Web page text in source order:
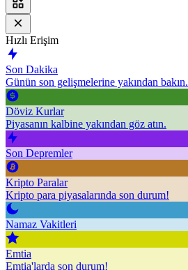
Hızlı Erişim
Son Dakika
Günün son gelişmelerine yakından bakın.
Döviz Kurlar
Piyasanın kalbine yakından göz atın.
Son Depremler
Kripto Paralar
Kripto para piyasalarında son durum!
Namaz Vakitleri
Emtia
Emtia'larda son durum!